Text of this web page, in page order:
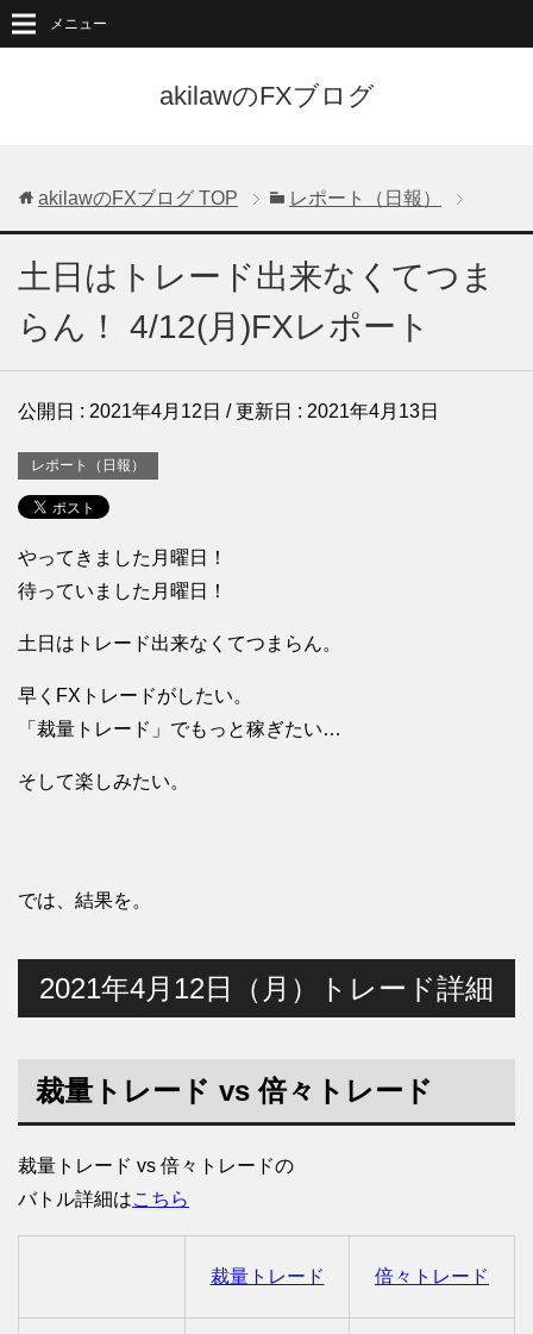
akilawのFXブログ
メニュー
akilawのFXブログ TOP レポート（日報）
土日はトレード出来なくてつま
らん！ 4/12(月)FXレポート
公開日 : 2021年4月12日 / 更新日 : 2021年4月13日
レポート（日報）
やってきました月曜日！
待っていました月曜日！
土日はトレード出来なくてつまらん。
早くFXトレードがしたい。
「裁量トレード」でもっと稼ぎたい…
そして楽しみたい。
では、結果を。
2021年4月12日（月）トレード詳細
裁量トレード vs 倍々トレード
裁量トレード vs 倍々トレードの
バトル詳細はこちら
裁量トレード 倍々トレード